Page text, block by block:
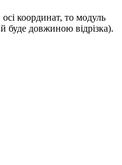
координат, то модуль
буде довжиною відрізка).